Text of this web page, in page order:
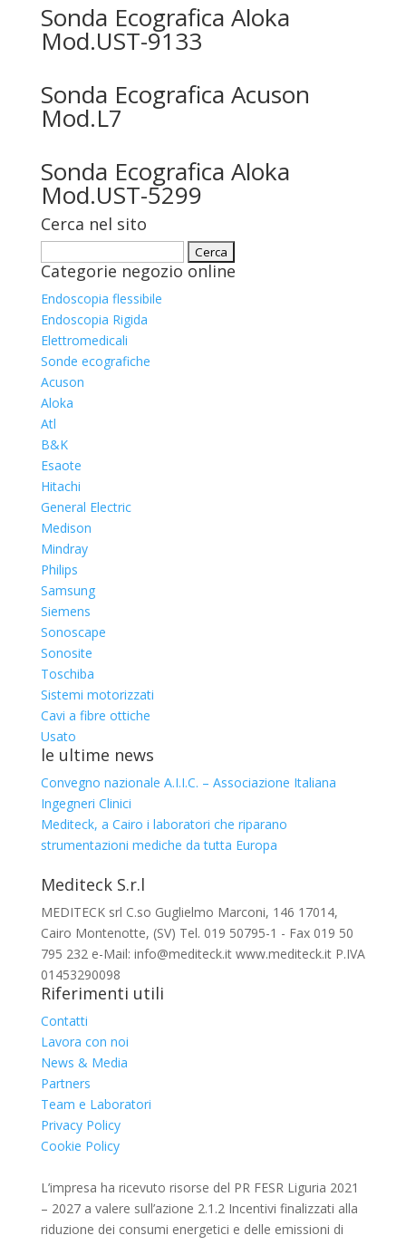
Sonda Ecografica Aloka
Mod.UST-9133
Sonda Ecografica Acuson
Mod.L7
Sonda Ecografica Aloka
Mod.UST-5299
Cerca nel sito
per:
Categorie negozio online
Endoscopia flessibile
Endoscopia Rigida
Elettromedicali
Sonde ecografiche
Acuson
Aloka
Atl
B&K
Esaote
Hitachi
General Electric
Medison
Mindray
Philips
Samsung
Siemens
Sonoscape
Sonosite
Toschiba
Sistemi motorizzati
Cavi a fibre ottiche
Usato
le ultime news
Convegno nazionale A.I.I.C. – Associazione Italiana
Ingegneri Clinici
Mediteck, a Cairo i laboratori che riparano
strumentazioni mediche da tutta Europa
Mediteck S.r.l
MEDITECK srl C.so Guglielmo Marconi, 146 17014,
Cairo Montenotte, (SV) Tel. 019 50795-1 - Fax 019 50
795 232 e-Mail: info@mediteck.it www.mediteck.it P.IVA
01453290098
Riferimenti utili
Contatti
Lavora con noi
News & Media
Partners
Team e Laboratori
Privacy Policy
Cookie Policy
L’impresa ha ricevuto risorse del PR FESR Liguria 2021
– 2027 a valere sull’azione 2.1.2 Incentivi finalizzati alla
riduzione dei consumi energetici e delle emissioni di